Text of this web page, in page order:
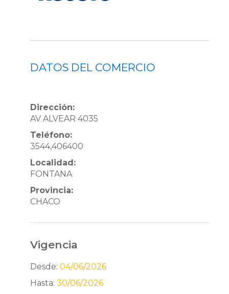
DATOS DEL COMERCIO
Dirección:
AV ALVEAR 4035
Teléfono:
3544,406400
Localidad:
FONTANA
Provincia:
CHACO
Vigencia
Desde:04/06/2026
Hasta:30/06/2026